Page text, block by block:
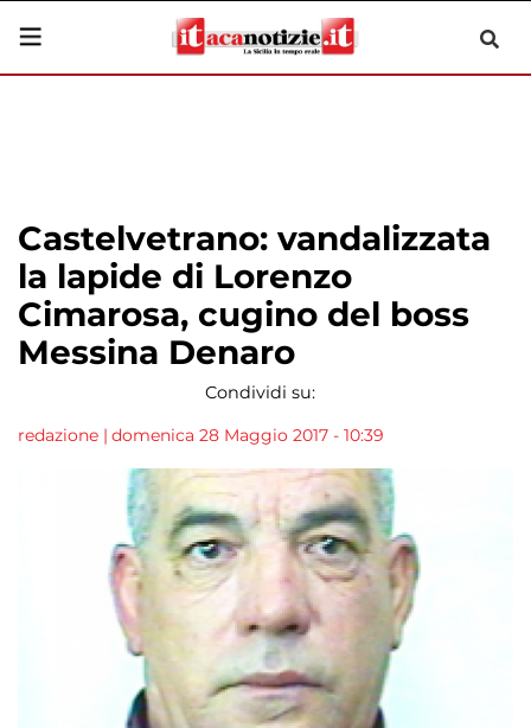
Castelvetrano: vandalizzata
la lapide di Lorenzo
Cimarosa, cugino del boss
Messina Denaro
Condividi su:
redazione | domenica 28 Maggio 2017 - 10:39